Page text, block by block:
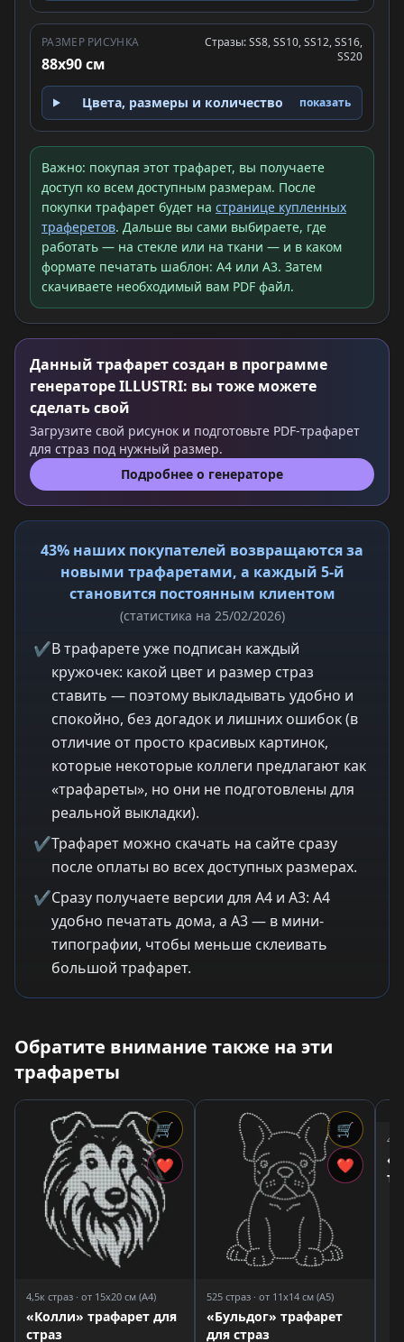
РАЗМЕР РИСУНКА
88x90 см
Стразы: SS8, SS10, SS12, SS16,
SS20
Цвета, размеры и количество показать
Важно: покупая этот трафарет, вы получаете
доступ ко всем доступным размерам. После
покупки трафарет будет на странице купленных
траферетов. Дальше вы сами выбираете, где
работать — на стекле или на ткани — и в каком
формате печатать шаблон: A4 или A3. Затем
скачиваете необходимый вам PDF файл.
Данный трафарет создан в программе
генераторе ILLUSTRI: вы тоже можете
сделать свой
Загрузите свой рисунок и подготовьте PDF-трафарет
для страз под нужный размер.
Подробнее о генераторе
43% наших покупателей возвращаются за
новыми трафаретами, а каждый 5-й
становится постоянным клиентом
(статистика на 25/02/2026)
✔В трафарете уже подписан каждый
кружочек: какой цвет и размер страз
ставить — поэтому выкладывать удобно и
спокойно, без догадок и лишних ошибок (в
отличие от просто красивых картинок,
которые некоторые коллеги предлагают как
«трафареты», но они не подготовлены для
реальной выкладки).
✔Трафарет можно скачать на сайте сразу
после оплаты во всех доступных размерах.
✔Сразу получаете версии для A4 и A3: A4
удобно печатать дома, а A3 — в мини-
типографии, чтобы меньше склеивать
большой трафарет.
Обратите внимание также на эти
трафареты
🛒
❤
4,5к страз · от 15x20 см (A4)
«Колли» трафарет для
страз
🛒
❤
525 страз · от 11x14 см (A5)
«Бульдог» трафарет
для страз